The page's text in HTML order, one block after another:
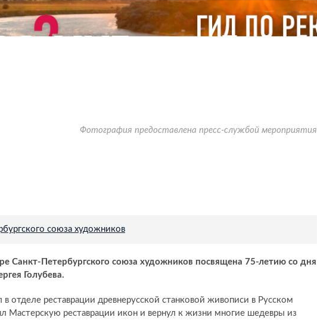
Фотография предоставлена пресс-службой мероприятия
союза художников
Санкт-Петербургского союза художников посвящена 75-летию со дня
Голубева.
отделе реставрации древнерусской станковой живописи в Русском
Мастерскую реставрации икон и вернул к жизни многие шедевры из